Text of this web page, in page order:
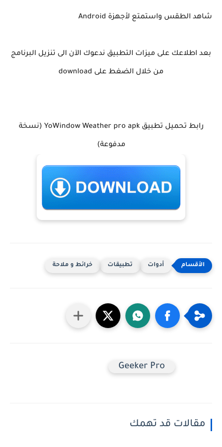
شاهد الطقس واستمتع لأجهزة Android
بعد اطلاعك على ميزات التطبيق ندعوك الآن الى تنزيل البرنامج
من خلال الضغط على download
رابط تحميل تطبيق YoWindow Weather pro apk (نسخة
مدفوعة)
أدوات تطبيقات خرائط و ملاحة
Geeker Pro
مقالات قد تهمك